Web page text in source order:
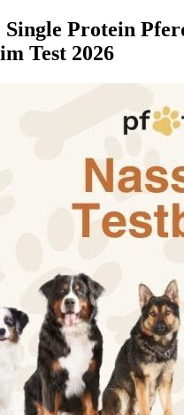
Protein
Test 2026